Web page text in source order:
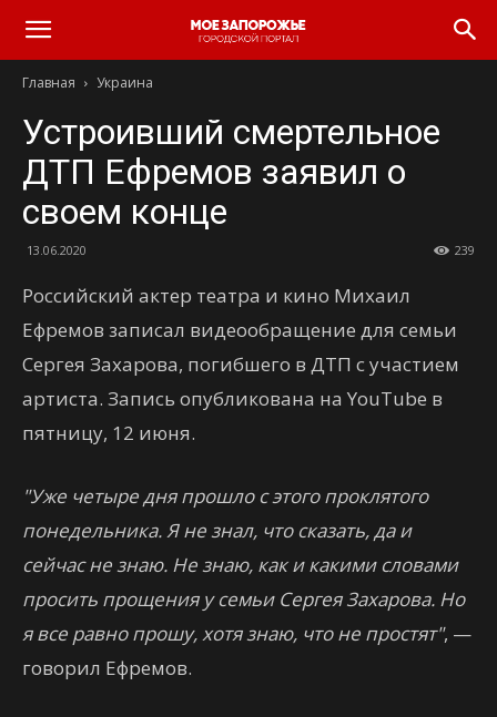
Главная Украина
Устроивший смертельное
ДТП Ефремов заявил о
своем конце
13.06.2020 239
Российский актер театра и кино Михаил
Ефремов записал видеообращение для семьи
Сергея Захарова, погибшего в ДТП с участием
артиста. Запись опубликована на YouTube в
пятницу, 12 июня.
"Уже четыре дня прошло с этого проклятого
понедельника. Я не знал, что сказать, да и
сейчас не знаю. Не знаю, как и какими словами
просить прощения у семьи Сергея Захарова. Но
я все равно прошу, хотя знаю, что не простят", —
говорил Ефремов.